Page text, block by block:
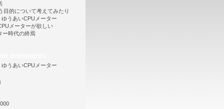
目的について考えてみたり
うあいCPUメーター
メーターが欲しい
ー時代の終焉
うあいCPUメーター